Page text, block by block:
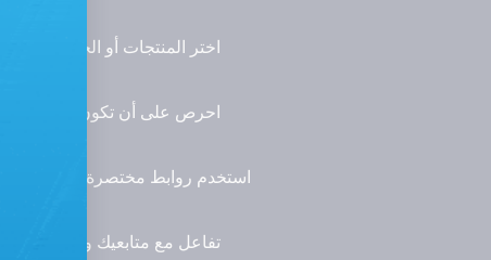
اختر المنتجات أو الخدمات
احرص على أن تكون تغريداتك
استخدم روابط مختصرة للإعلان عن
تفاعل مع متابعيك والمهتمين